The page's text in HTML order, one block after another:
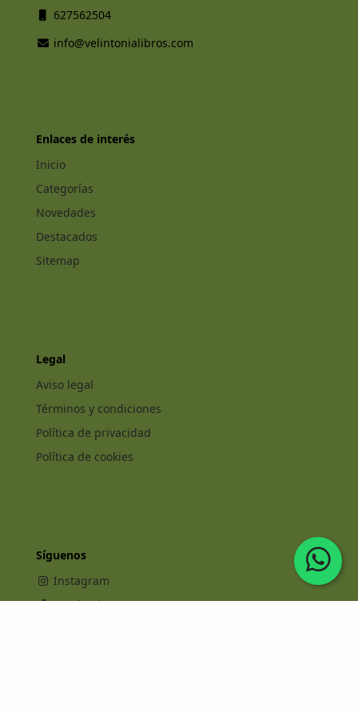
627562504
info@velintonialibros.com
Enlaces de interés
Inicio
Categorías
Novedades
Destacados
Sitemap
Legal
Aviso legal
Términos y condiciones
Política de privacidad
Política de cookies
Síguenos
Instagram
Facebook